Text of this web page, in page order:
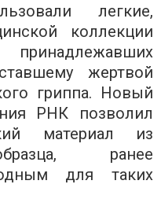
легкие,
коллекции
принадлежавших
жертвой
гриппа. Новый
РНК позволил
материал из
ранее
для таких